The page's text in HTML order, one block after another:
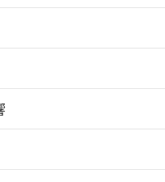
承ください。
共同利用者とは、
（10物質）の非含有証明書
有証明書（当社基準）
発行日時点で非含有を証明す
去に遡って非含有を証明する
ません。
指令のフタル酸エステル類４
記載しておりました。
対応品への在庫切替を完了